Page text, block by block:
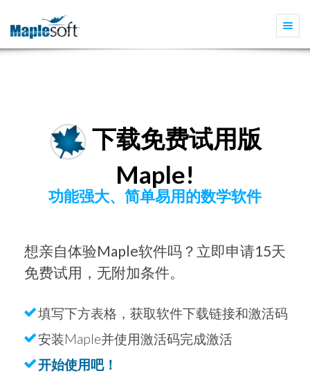
下载免费试用版
Maple!
功能强大、简单易用的数学软件
想亲自体验Maple软件吗？立即申请15天
免费试用，无附加条件。
填写下方表格，获取软件下载链接和激活码
安装Maple并使用激活码完成激活
开始使用吧！